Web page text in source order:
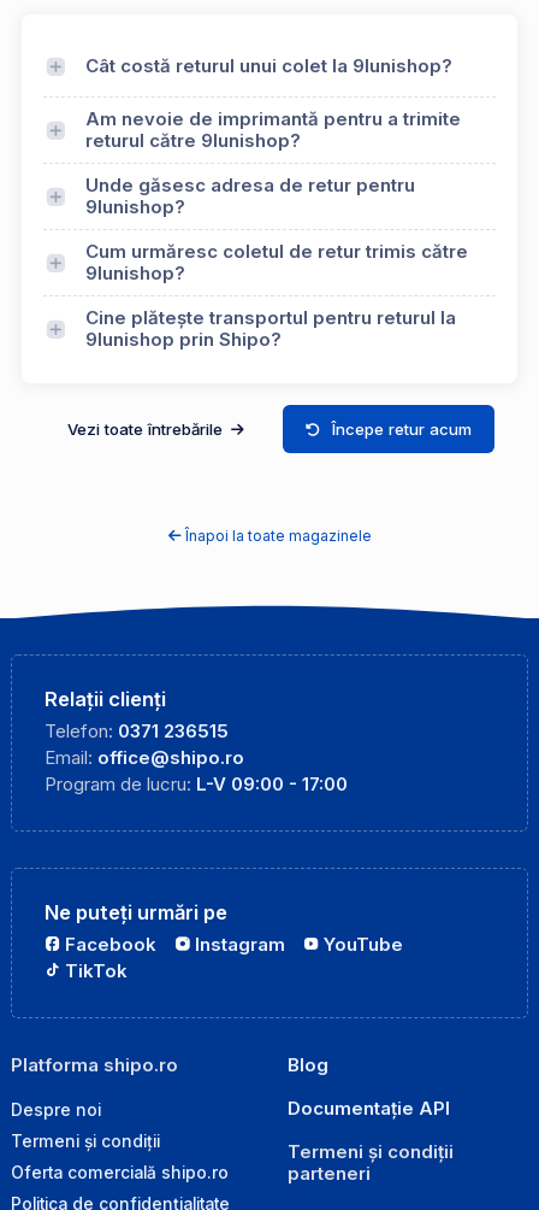
Cât costă returul unui colet la 9lunishop?
Am nevoie de imprimantă pentru a trimite
returul către 9lunishop?
Unde găsesc adresa de retur pentru
9lunishop?
Cum urmăresc coletul de retur trimis către
9lunishop?
Cine plătește transportul pentru returul la
9lunishop prin Shipo?
Vezi toate întrebările Începe retur acum
Înapoi la toate magazinele
Relații clienți
Telefon: 0371 236515
Email: office@shipo.ro
Program de lucru: L-V 09:00 - 17:00
Ne puteți urmări pe
Facebook Instagram
YouTube
TikTok
Platforma shipo.ro
Despre noi
Termeni și condiții
Oferta comercială shipo.ro
Politica de confidențialitate
Blog
Documentație API
Termeni și condiții
parteneri